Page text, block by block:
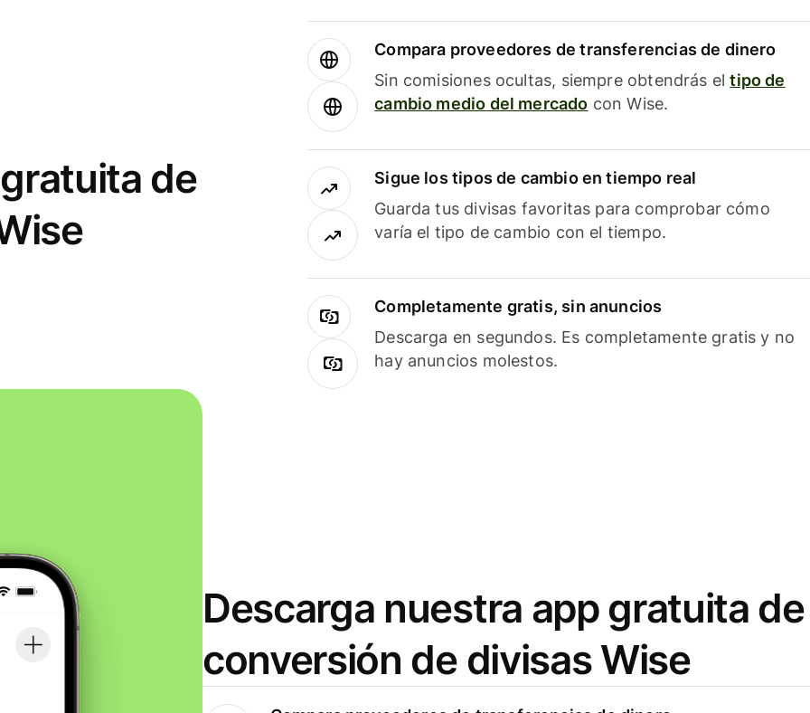
de
Compara proveedores de transferencias de dinero
Sin comisiones ocultas, siempre obtendrás eltipo de
cambio medio del mercado con Wise.
Sigue los tipos de cambio en tiempo real
Guarda tus divisas favoritas para comprobar cómo
varía el tipo de cambio con el tiempo.
Completamente gratis, sin anuncios
Descarga en segundos. Es completamente gratis y no
hay anuncios molestos.
Descarga nuestra app gratuita de
conversión de divisas Wise